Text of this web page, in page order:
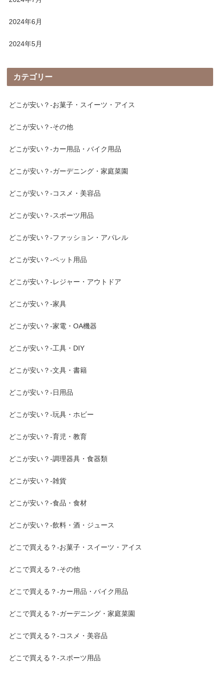
2024年6月
2024年5月
カテゴリー
どこが安い？-お菓子・スイーツ・アイス
どこが安い？-その他
どこが安い？-カー用品・バイク用品
どこが安い？-ガーデニング・家庭菜園
どこが安い？-コスメ・美容品
どこが安い？-スポーツ用品
どこが安い？-ファッション・アパレル
どこが安い？-ペット用品
どこが安い？-レジャー・アウトドア
どこが安い？-家具
どこが安い？-家電・OA機器
どこが安い？-工具・DIY
どこが安い？-文具・書籍
どこが安い？-日用品
どこが安い？-玩具・ホビー
どこが安い？-育児・教育
どこが安い？-調理器具・食器類
どこが安い？-雑貨
どこが安い？-食品・食材
どこが安い？-飲料・酒・ジュース
どこで買える？-お菓子・スイーツ・アイス
どこで買える？-その他
どこで買える？-カー用品・バイク用品
どこで買える？-ガーデニング・家庭菜園
どこで買える？-コスメ・美容品
どこで買える？-スポーツ用品